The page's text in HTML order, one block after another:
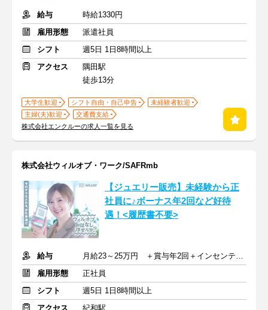
給与
時給1330円
雇用形態
派遣社員
シフト
週5日 1日8時間以上
アクセス
隅田駅
徒歩13分
大学生歓迎 シフト自由・自己申告
未経験者歓迎
主婦(夫)歓迎
交通費支給
株式会社エンクルーの求人一覧を見る
株式会社ウィルオブ・ワーク/SAFRmb
【ジュエリー販売】未経験から正
社員に♪ボーナス年2回など好待
遇！<履歴書不要>
給与
月給23～25万円 ＋賞与年2回＋インセンティブ＋交通費
雇用形態
正社員
シフト
週5日 1日8時間以上
アクセス
紀和駅